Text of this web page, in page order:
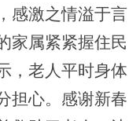
感激之情溢于言
家属紧紧握住民
，老人平时身体
担心。感谢新春